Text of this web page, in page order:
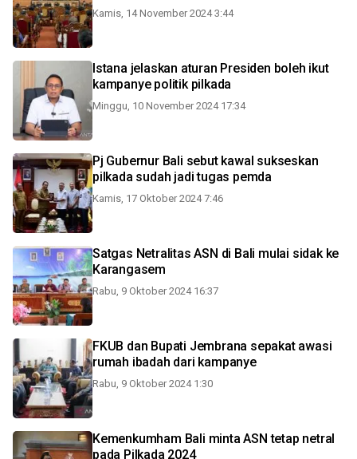
Kamis, 14 November 2024 3:44
Istana jelaskan aturan Presiden boleh ikut
kampanye politik pilkada
Minggu, 10 November 2024 17:34
Pj Gubernur Bali sebut kawal sukseskan
pilkada sudah jadi tugas pemda
Kamis, 17 Oktober 2024 7:46
Satgas Netralitas ASN di Bali mulai sidak ke
Karangasem
Rabu, 9 Oktober 2024 16:37
FKUB dan Bupati Jembrana sepakat awasi
rumah ibadah dari kampanye
Rabu, 9 Oktober 2024 1:30
Kemenkumham Bali minta ASN tetap netral
pada Pilkada 2024